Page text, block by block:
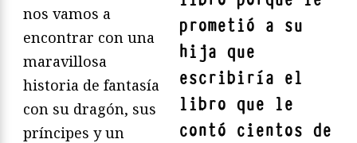
prometió a su
hija que
escribiría el
libro que le
contó cientos de
nos vamos a
encontrar con una
maravillosa
historia de fantasía
con su dragón, sus
príncipes y un